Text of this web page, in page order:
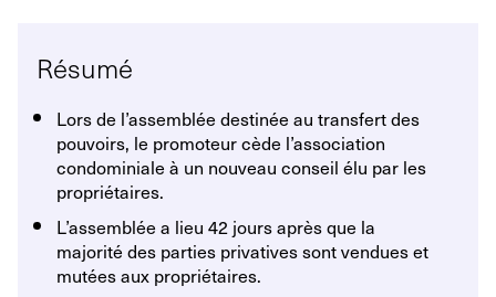
Résumé
Lors de l’assemblée destinée au transfert des
pouvoirs, le promoteur cède l’association
condominiale à un nouveau conseil élu par les
propriétaires.
L’assemblée a lieu 42 jours après que la
majorité des parties privatives sont vendues et
mutées aux propriétaires.